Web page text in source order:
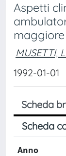
Aspetti
maggiore
MUSETTI,
1992-01-01
Scheda
Scheda
Anno